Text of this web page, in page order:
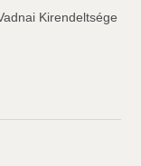
Kirendeltsége